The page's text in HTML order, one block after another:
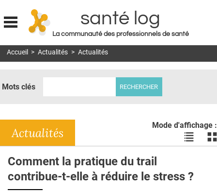
Jump to navigation
santé log
La communauté des professionnels de santé
MON COMPTE
DOSSIERS
RÉSEAUX
E-REVUE SAD
Accueil > Actualités > Actualités
Mots clés
Mode d'affichage :
Voir
les
liste
les
Actualités
Comment la pratique du trail
contribue-t-elle à réduire le stress ?